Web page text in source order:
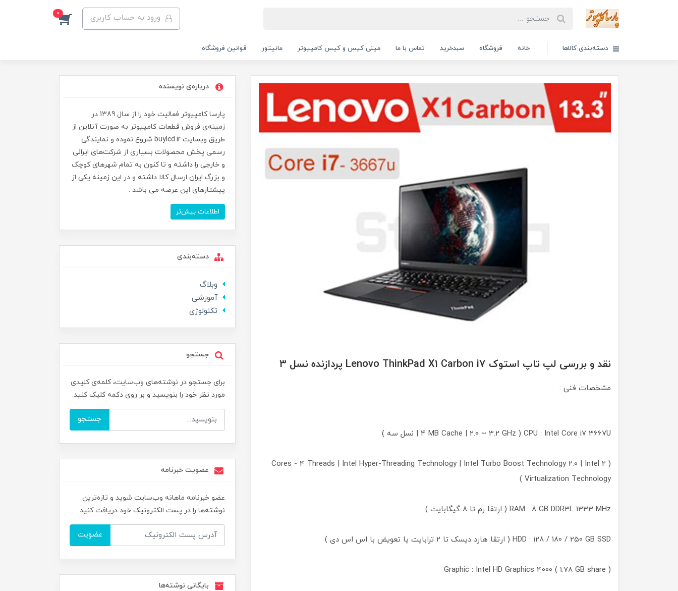
ورود به حساب کاربری 0
دسته‌بندی کالاها خانه فروشگاه سبدخرید تماس با ما مینی کیس و کیس کامپیوتر مانیتور قوانین فروشگاه
نقد و بررسی لپ تاپ استوک Lenovo ThinkPad X1 Carbon i7 پردازنده نسل 3
مشخصات فنی :
CPU : Intel Core i7 3667U ( 4 MB Cache | 2.0 ~ 3.2 GHz | نسل سه )
( 2 Cores - 4 Threads | Intel Hyper-Threading Technology | Intel Turbo Boost Technology 2.0 | Intel
Virtualization Technology )
RAM : 8 GB DDR3L 1333 MHz ( ارتقا رم تا 8 گیگابایت )
HDD : 128 / 180 / 250 GB SSD ( ارتقا هارد دیسک تا 2 ترابایت یا تعویض با اس اس دی )
Graphic : Intel HD Graphics 4000 ( 1.78 GB share )
درباره‌ی نویسنده
پارسا کامپیوتر فعالیت خود را از سال 1389 در
زمینه‌ی فروش قطعات کامپیوتر به صورت آنلاین از
طریق وبسایت buylcd.ir شروع نموده و نمایندگی
رسمی پخش محصولات بسیاری از شرکت‌های ایرانی
و خارجی را داشته و تا کنون به تمام شهرهای کوچک
و بزرگ ایران ارسال کالا داشته و در این زمینه یکی از
پیشتازهای این عرصه می باشد .
اطلاعات بیش‌تر
دسته‌بندی
وبلاگ
آموزشی
تکنولوژی
جستجو
برای جستجو در نوشته‌های وب‌سایت، کلمه‌ی کلیدی
مورد نظر خود را بنویسید و بر روی دکمه کلیک کنید.
جستجو
عضویت خبرنامه
عضو خبرنامه ماهانه وب‌سایت شوید و تازه‌ترین
نوشته‌ها را در پست الکترونیک خود دریافت کنید.
عضویت
بایگانی نوشته‌ها